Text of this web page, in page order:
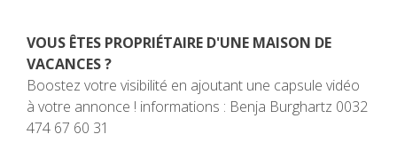
VOUS ÊTES PROPRIÉTAIRE D'UNE MAISON DE
VACANCES ?
Boostez votre visibilité en ajoutant une capsule vidéo
à votre annonce ! informations : Benja Burghartz 0032
474 67 60 31